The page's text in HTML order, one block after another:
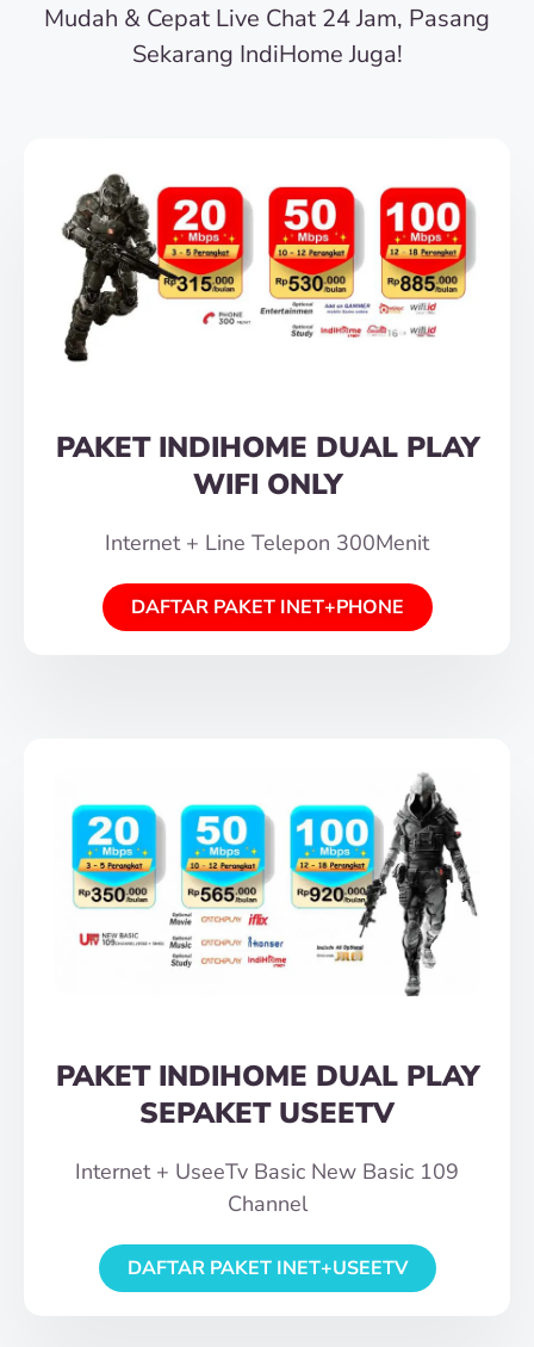
Mudah & Cepat Live Chat 24 Jam, Pasang
Sekarang IndiHome Juga!
PAKET INDIHOME DUAL PLAY
WIFI ONLY
Internet + Line Telepon 300Menit
DAFTAR PAKET INET+PHONE
PAKET INDIHOME DUAL PLAY
SEPAKET USEETV
Internet + UseeTv Basic New Basic 109
Channel
DAFTAR PAKET INET+USEETV